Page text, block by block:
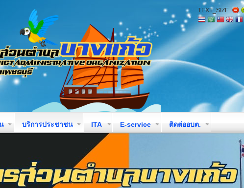
TEXT_SIZE
บริการประชาชน ITA E-service ติดต่ออบต.